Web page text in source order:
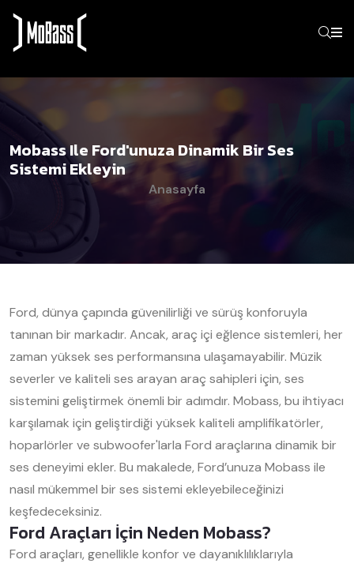
Mobass Ile Ford'unuza Dinamik Bir Ses
Sistemi Ekleyin
Anasayfa
Ford, dünya çapında güvenilirliği ve sürüş konforuyla
tanınan bir markadır. Ancak, araç içi eğlence sistemleri, her
zaman yüksek ses performansına ulaşamayabilir. Müzik
severler ve kaliteli ses arayan araç sahipleri için, ses
sistemini geliştirmek önemli bir adımdır. Mobass, bu ihtiyacı
karşılamak için geliştirdiği yüksek kaliteli amplifikatörler,
hoparlörler ve subwoofer'larla Ford araçlarına dinamik bir
ses deneyimi ekler. Bu makalede, Ford’unuza Mobass ile
nasıl mükemmel bir ses sistemi ekleyebileceğinizi
keşfedeceksiniz.
Ford Araçları İçin Neden Mobass?
Ford araçları, genellikle konfor ve dayanıklılıklarıyla